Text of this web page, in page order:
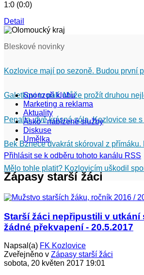
1:0 (0:0)
Detail
Bleskové novinky
Kozlovice mají po sezoně. Budou první
Galetkovi to pálí. Může prožít druhou
Penalta, dvě krásná sóla. Kozlovice se
Bek Bznece dvakrát skóroval z
Mělo tohle platit? Kozlovicím uškodil
Sponzoři klubu
Marketing a reklama
Aktuality
Asko - nabízené služby
Diskuse
Umělka
Přihlásit se k odběru tohoto kanálu RSS
Zápasy starší žáci
Starší žáci nepřipustili v utkání
žádné překvapení - 20.5.2017
Napsal(a) FK Kozlovice
Zveřejněno v Zápasy starší žáci
sobota, 20 květen 2017 19:01